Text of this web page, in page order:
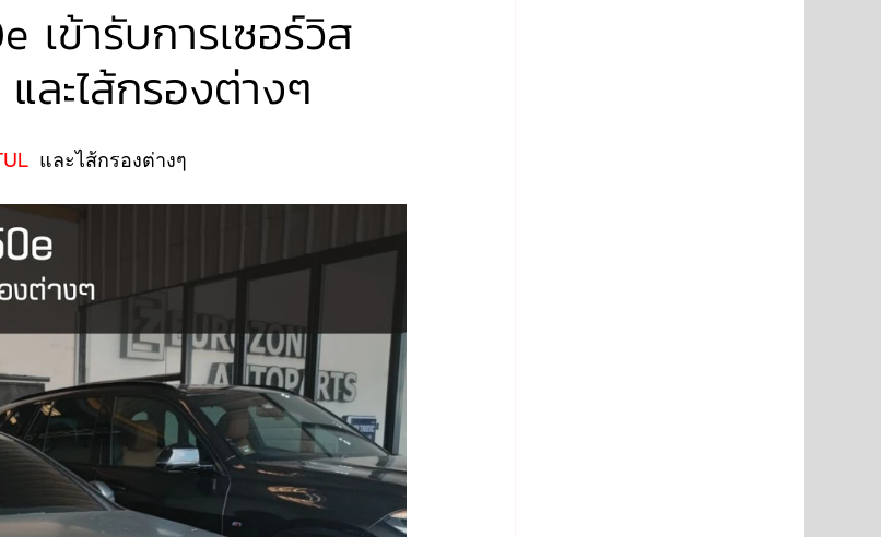
VOLKSWAGEN JEEP
VOLVO
เข้ารับการเซอร์วิส
ละไส้กรองต่างๆ
  และไส้กรองต่างๆ